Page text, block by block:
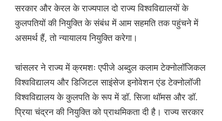
सरकार और केरल के राज्यपाल दो राज्य विश्वविद्यालयों के
कुलपतियों की नियुक्ति के संबंध में आम सहमति तक पहुंचने में
असमर्थ हैं, तो न्यायालय नियुक्ति करेगा।
चांसलर ने राज्य में क्रमशः एपीजे अब्दुल कलाम टेक्नोलॉजिकल
विश्वविद्यालय और डिजिटल साइंसेज इनोवेशन एंड टेक्नोलॉजी
विश्वविद्यालय के कुलपति के रूप में डॉ. सिजा थॉमस और डॉ.
प्रिया चंद्रन की नियुक्ति को प्राथमिकता दी है। राज्य सरकार